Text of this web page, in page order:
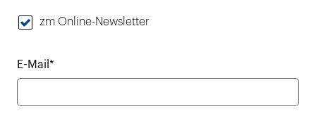
zm Online-Newsletter
E-Mail*